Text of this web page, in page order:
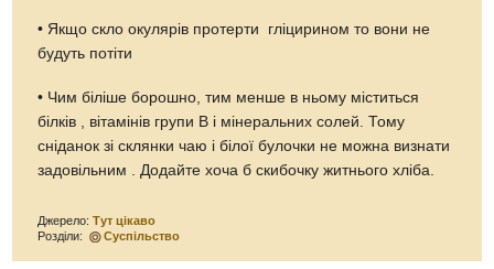
• Якщо скло окулярів протерти гліцирином то вони не
будуть потіти
• Чим біліше борошно, тим менше в ньому міститься
білків , вітамінів групи В і мінеральних солей. Тому
сніданок зі склянки чаю і білої булочки не можна визнати
задовільним . Додайте хоча б скибочку житнього хліба.
Джерело:Тут цікаво
Розділи:
Суспільство